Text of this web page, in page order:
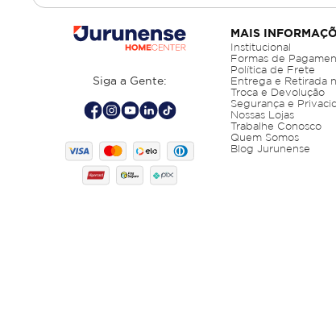
Siga a Gente:
MAIS
Institucional
Formas de
Política de Frete
Entrega e Retirada
Troca e Devolução
Segurança e
Nossas Lojas
Trabalhe Conosco
Quem Somos
Blog Jurunense